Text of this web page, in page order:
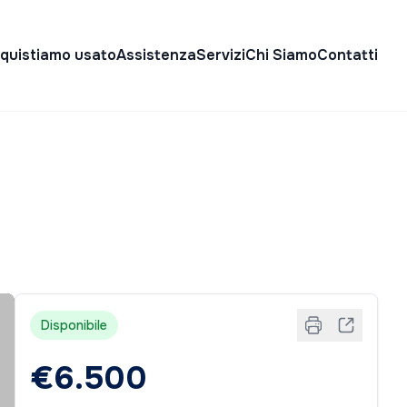
usatoAssistenzaServiziChi SiamoContatti
Disponibile
€6.500